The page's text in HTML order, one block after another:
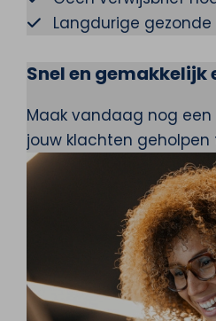
Langdurige
Snel en gemakkelijk
Maak vandaag nog
jouw klachten geholpen